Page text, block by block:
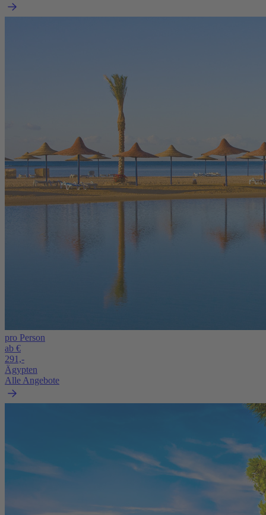
pro Person
ab €
291,-
Ägypten
Alle Angebote